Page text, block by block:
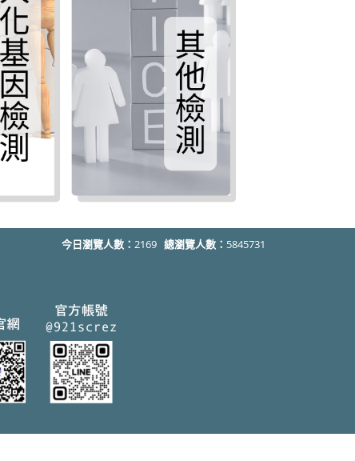
今日瀏覽人數： 2169 總瀏覽人數： 5845731